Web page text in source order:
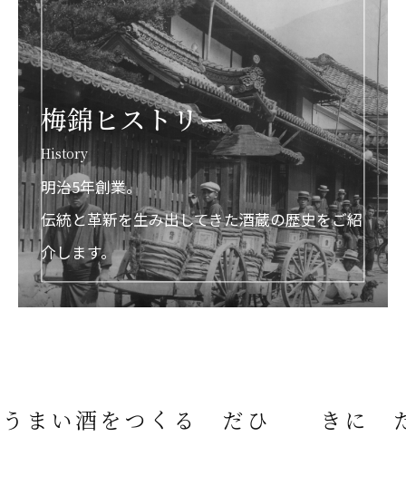
梅錦ヒストリー
History
明治5年創業。
伝統と革新を生み出してきた酒蔵の歴史をご紹
介します。
ただひたむきに
うまい酒をつくる